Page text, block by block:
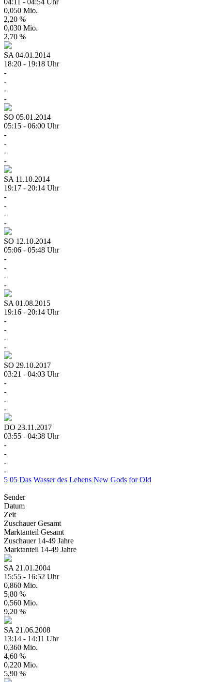
0,050 Mio.
2,20 %
0,030 Mio.
2,70 %
SA 04.01.2014
18:20 - 19:18 Uhr
-
-
-
-
SO 05.01.2014
05:15 - 06:00 Uhr
-
-
-
-
SA 11.10.2014
19:17 - 20:14 Uhr
-
-
-
-
SO 12.10.2014
05:06 - 05:48 Uhr
-
-
-
-
SA 01.08.2015
19:16 - 20:14 Uhr
-
-
-
-
SO 29.10.2017
03:21 - 04:03 Uhr
-
-
-
-
DO 23.11.2017
03:55 - 04:38 Uhr
-
-
-
-
5 05 Das Wasser des Lebens New Gods for Old
Sender
Datum
Zeit
ZuschauerGesamt
Marktanteil Gesamt
Zuschauer 14-49 Jahre
Marktanteil 14-49 Jahre
SA 21.01.2004
15:55 - 16:52 Uhr
0,860 Mio.
5,80 %
0,560 Mio.
9,20 %
SA 21.06.2008
13:14 - 14:11 Uhr
0,360 Mio.
4,60 %
0,220 Mio.
5,90 %